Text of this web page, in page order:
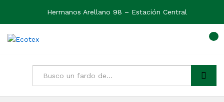
Hermanos Arellano 98 – Estación Central
Buscar